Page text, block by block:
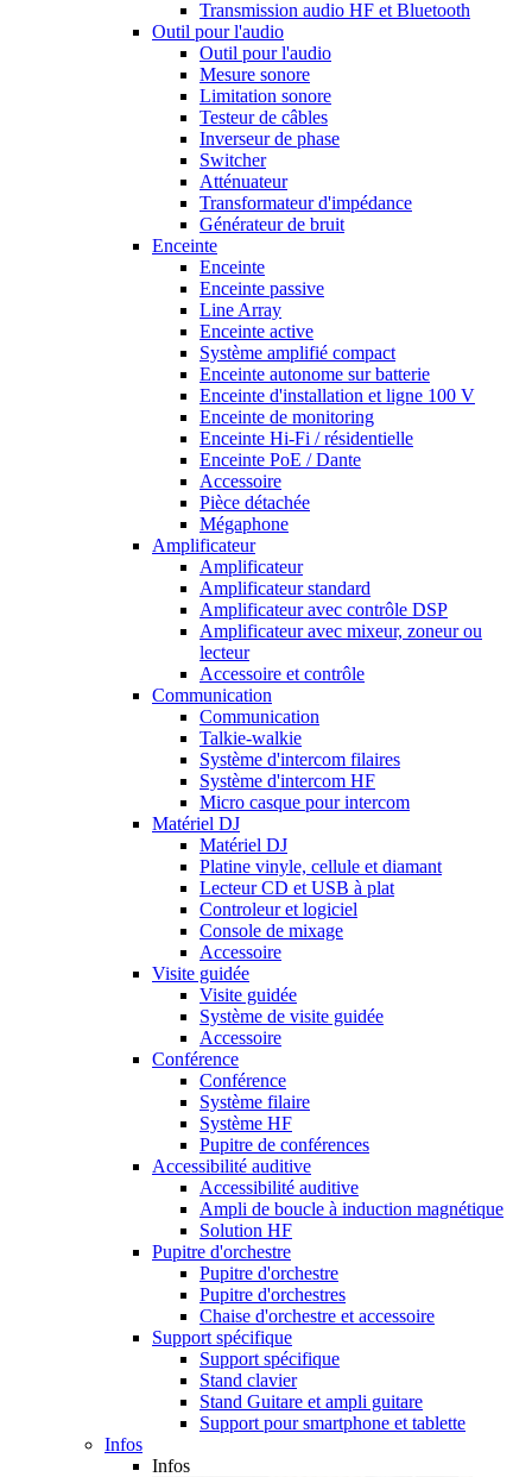
Transmission audio HF et Bluetooth
Outil pour l'audio
Outil pour l'audio
Mesure sonore
Limitation sonore
Testeur de câbles
Inverseur de phase
Switcher
Atténuateur
Transformateur d'impédance
Générateur de bruit
Enceinte
Enceinte
Enceinte passive
Line Array
Enceinte active
Système amplifié compact
Enceinte autonome sur batterie
Enceinte d'installation et ligne 100 V
Enceinte de monitoring
Enceinte Hi-Fi / résidentielle
Enceinte PoE / Dante
Accessoire
Pièce détachée
Mégaphone
Amplificateur
Amplificateur
Amplificateur standard
Amplificateur avec contrôle DSP
Amplificateur avec mixeur, zoneur ou
lecteur
Accessoire et contrôle
Communication
Communication
Talkie-walkie
Système d'intercom filaires
Système d'intercom HF
Micro casque pour intercom
Matériel DJ
Matériel DJ
Platine vinyle, cellule et diamant
Lecteur CD et USB à plat
Controleur et logiciel
Console de mixage
Accessoire
Visite guidée
Visite guidée
Système de visite guidée
Accessoire
Conférence
Conférence
Système filaire
Système HF
Pupitre de conférences
Accessibilité auditive
Accessibilité auditive
Ampli de boucle à induction magnétique
Solution HF
Pupitre d'orchestre
Pupitre d'orchestre
Pupitre d'orchestres
Chaise d'orchestre et accessoire
Support spécifique
Support spécifique
Stand clavier
Stand Guitare et ampli guitare
Support pour smartphone et tablette
Infos
Infos